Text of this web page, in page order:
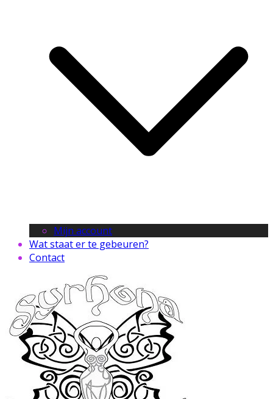
Mijn account
Wat staat er te gebeuren?
Contact